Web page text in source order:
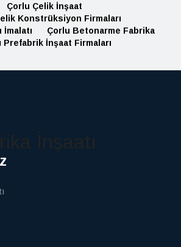
Çorlu Çelik İnşaat
Konstrüksiyon Firmaları
İmalatı
Çorlu Betonarme Fabrika
Prefabrik İnşaat Firmaları
İnşaatı